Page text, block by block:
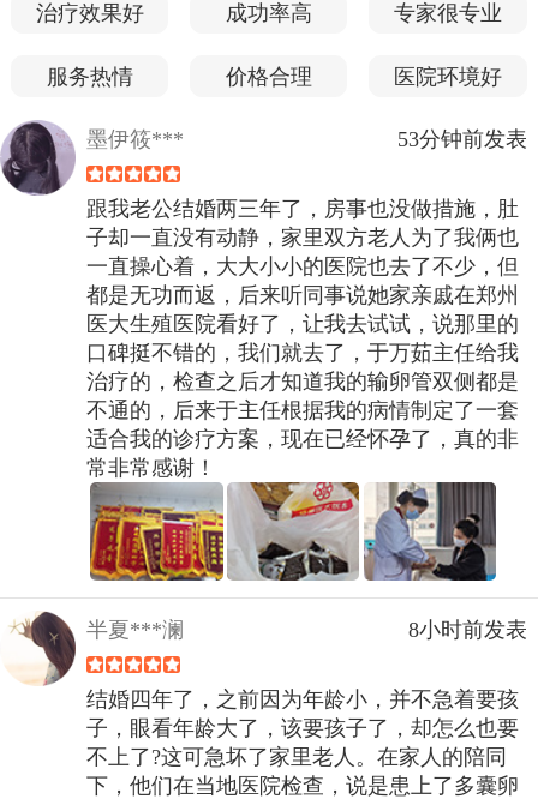
治疗效果好 成功率高 专家很专业
服务热情 价格合理 医院环境好
墨伊筱*** 53分钟前发表
跟我老公结婚两三年了，房事也没做措施，肚
子却一直没有动静，家里双方老人为了我俩也
一直操心着，大大小小的医院也去了不少，但
都是无功而返，后来听同事说她家亲戚在郑州
医大生殖医院看好了，让我去试试，说那里的
口碑挺不错的，我们就去了，于万茹主任给我
治疗的，检查之后才知道我的输卵管双侧都是
不通的，后来于主任根据我的病情制定了一套
适合我的诊疗方案，现在已经怀孕了，真的非
常非常感谢！
半夏***澜 8小时前发表
结婚四年了，之前因为年龄小，并不急着要孩
子，眼看年龄大了，该要孩子了，却怎么也要
不上了?这可急坏了家里老人。在家人的陪同
下，他们在当地医院检查，说是患上了多囊卵